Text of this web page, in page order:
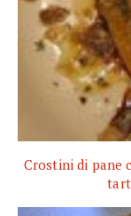
Crostini di pane